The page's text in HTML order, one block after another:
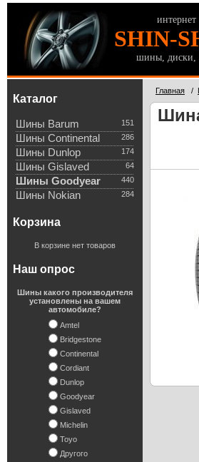
интернет
SHIN-
шины, диски,
Каталог
151
Шины Barum
286
Шины Continental
174
Шины Dunlop
64
Шины Gislaved
440
Шины Goodyear
284
Шины Nokian
Корзина
В корзине нет товаров
Наш опрос
Шины какого производителя
установлены на вашем
автомобиле?
Amtel
Bridgestone
Continental
Cordiant
Dunlop
Goodyear
Gislaved
Michelin
Toyo
Другого
Главная /